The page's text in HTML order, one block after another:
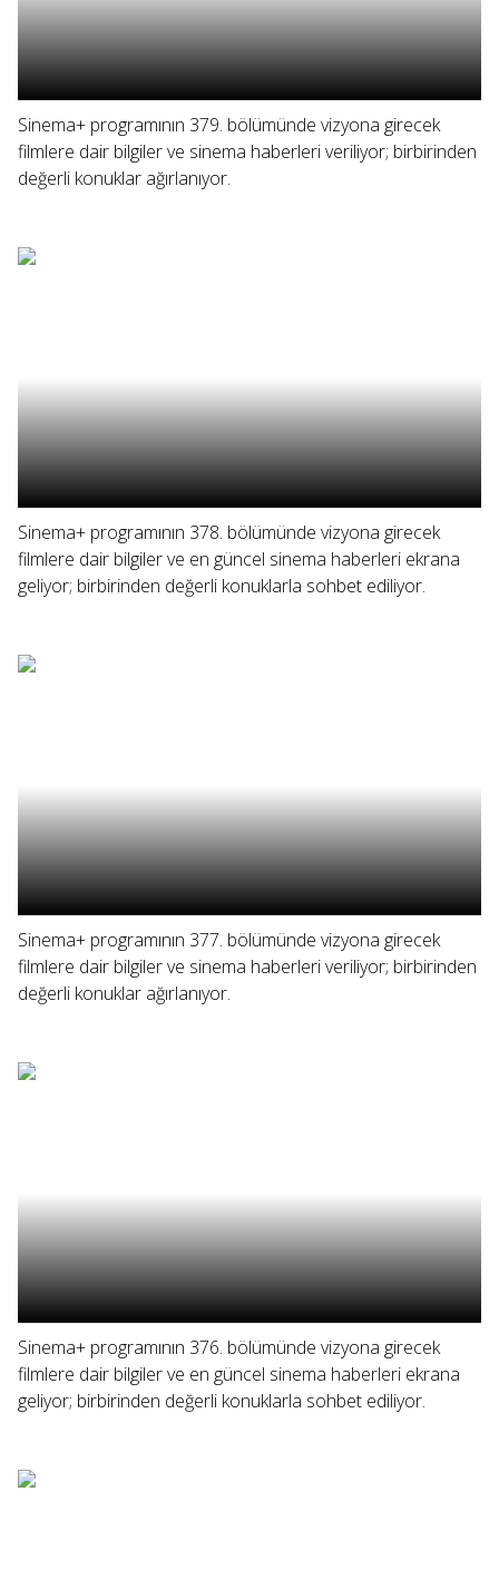
Sinema+ programının 379. bölümünde vizyona girecek
filmlere dair bilgiler ve sinema haberleri veriliyor; birbirinden
değerli konuklar ağırlanıyor.
Sinema+ programının 378. bölümünde vizyona girecek
filmlere dair bilgiler ve en güncel sinema haberleri ekrana
geliyor; birbirinden değerli konuklarla sohbet ediliyor.
Sinema+ programının 377. bölümünde vizyona girecek
filmlere dair bilgiler ve sinema haberleri veriliyor; birbirinden
değerli konuklar ağırlanıyor.
Sinema+ programının 376. bölümünde vizyona girecek
filmlere dair bilgiler ve en güncel sinema haberleri ekrana
geliyor; birbirinden değerli konuklarla sohbet ediliyor.